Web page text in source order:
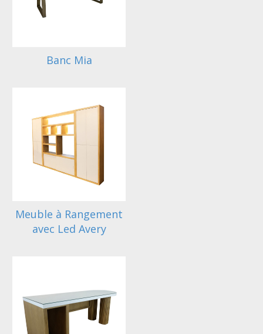
Banc Mia
Meuble à Rangement
avec Led Avery